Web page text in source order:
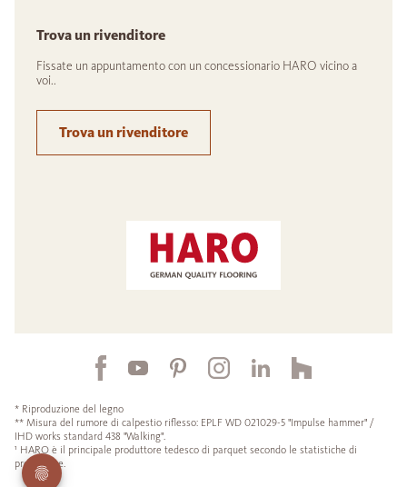
Trova un rivenditore
Fissate un appuntamento con un concessionario HARO vicino a
voi..
Trova un rivenditore
* Riproduzione del legno
** Misura del rumore di calpestio riflesso: EPLF WD 021029-5 "Impulse hammer" /
IHD works standard 438 "Walking".
¹ HARO è il principale produttore tedesco di parquet secondo le statistiche di
produzione.